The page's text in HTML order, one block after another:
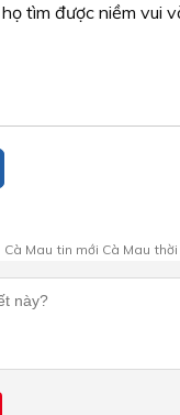
tìm được niềm vui
Cà Mau tin mới Cà Mau thời